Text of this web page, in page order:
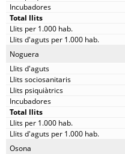
Noguera
Osona